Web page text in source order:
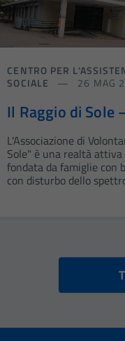
CENTRO PER
SOCIALE
26 MAG
Il Raggio di Sole
L'Associazione di
Sole" è una realtà
fondata da famiglie con
con disturbo dello